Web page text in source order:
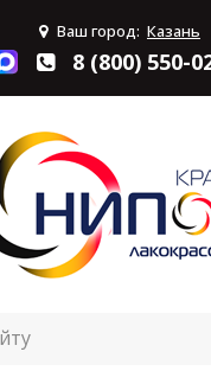
Ваш город: Казань
8 (800) 550-